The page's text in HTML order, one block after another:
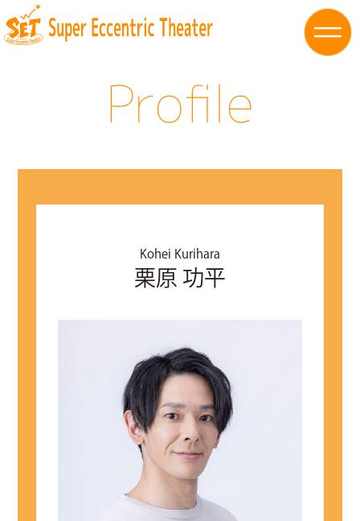
Profile
Kohei Kurihara
栗原 功平